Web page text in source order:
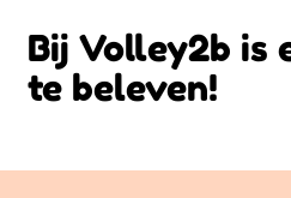
Bij Volley2b is
te beleven!